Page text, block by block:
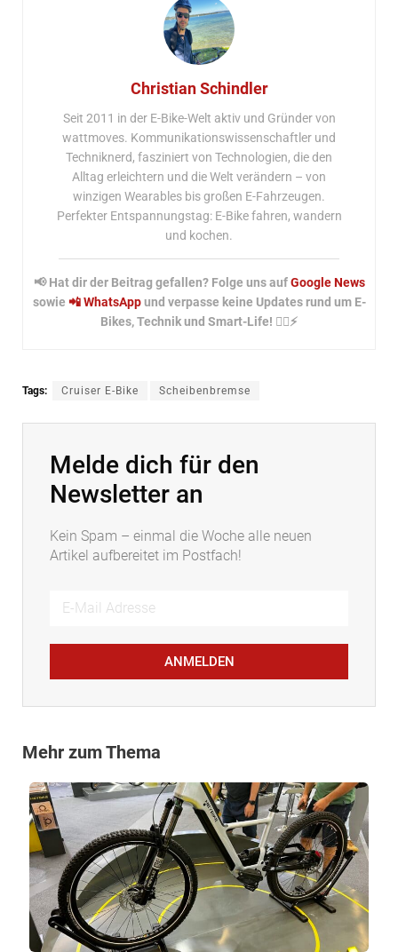
Christian Schindler
Seit 2011 in der E-Bike-Welt aktiv und Gründer von
wattmoves. Kommunikationswissenschaftler und
Techniknerd, fasziniert von Technologien, die den
Alltag erleichtern und die Welt verändern – von
winzigen Wearables bis großen E-Fahrzeugen.
Perfekter Entspannungstag: E-Bike fahren, wandern
und kochen.
📢 Hat dir der Beitrag gefallen? Folge uns aufGoogle News
sowie 📲 WhatsAppund verpasse keine Updates rund um E-
Bikes, Technik und Smart-Life! 🚴‍♂️⚡
Tags: Cruiser E-Bike Scheibenbremse
Melde dich für den
Newsletter an
Kein Spam – einmal die Woche alle neuen
Artikel aufbereitet im Postfach!
ANMELDEN
Mehr zum Thema